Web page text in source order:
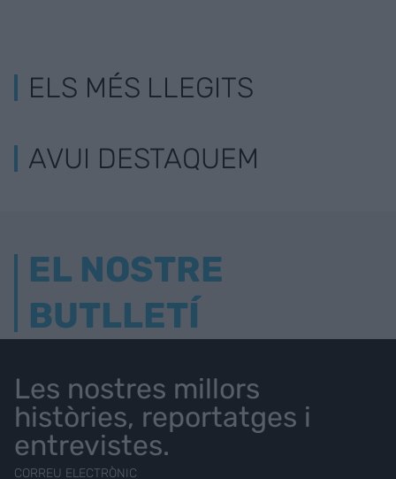
ELS MÉS LLEGITS
AVUI DESTAQUEM
EL NOSTRE
BUTLLETÍ
Les nostres millors
històries, reportatges i
entrevistes.
CORREU ELECTRÒNIC